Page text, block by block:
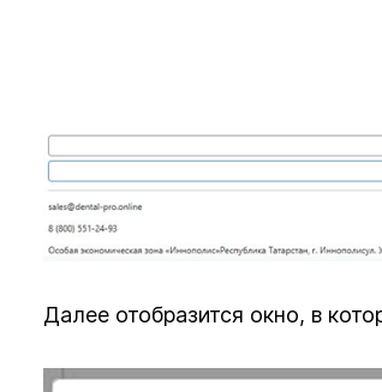
Далее отобразится окно, в